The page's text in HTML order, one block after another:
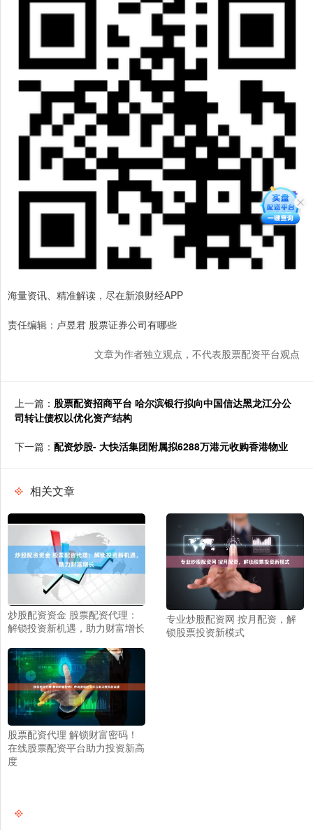
海量资讯、精准解读，尽在新浪财经APP
责任编辑：卢昱君 股票证券公司有哪些
文章为作者独立观点，不代表股票配资平台观点
上一篇： 股票配资招商平台 哈尔滨银行拟向中国信达黑龙江分公
司转让债权以优化资产结构
下一篇： 配资炒股- 大快活集团附属拟6288万港元收购香港物业
相关文章
炒股配资资金 股票配资代理：
解锁投资新机遇，助力财富增长
专业炒股配资网 按月配资，解
锁股票投资新模式
股票配资代理 解锁财富密码！
在线股票配资平台助力投资新高
度